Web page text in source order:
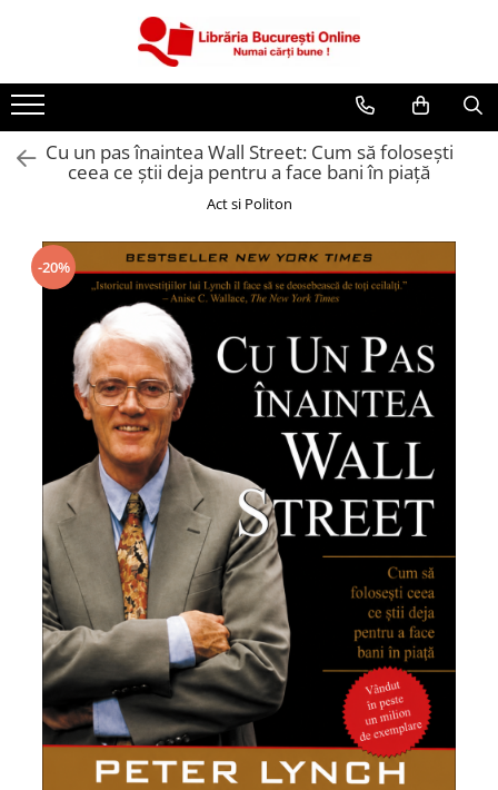
Artă și Enciclopedii
Beletristică
Business și Economie
Cărți pentru tineri
Creșterea copilului
Dezvoltare Personală
Diete și Fitness
Familie și Cuplu
Hobby și Divertisment
Istorie și Civilizații
Istorie și Conspirații
Manuale și Dicționare
Medicină și Sănătate
Practic. Casă și Grădina
Psihologie
Religie
Spiritualitate
Știință și Tehnologie
Științe Politice
Cu un pas înaintea Wall Street: Cum să folosești
ceea ce știi deja pentru a face bani în piață
Act si Politon
-20%